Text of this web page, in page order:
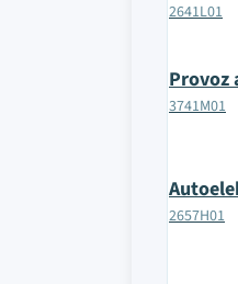
2641L01
Provoz
3741M01
2657H01